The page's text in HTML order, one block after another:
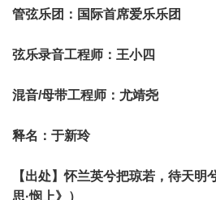
管弦乐团：国际首席爱乐乐团
弦乐录音工程师：王小四
混音/母带工程师：尤靖尧
释名：于新玲
【出处】怀兰英兮把琼若，待天明
思·悯上》）